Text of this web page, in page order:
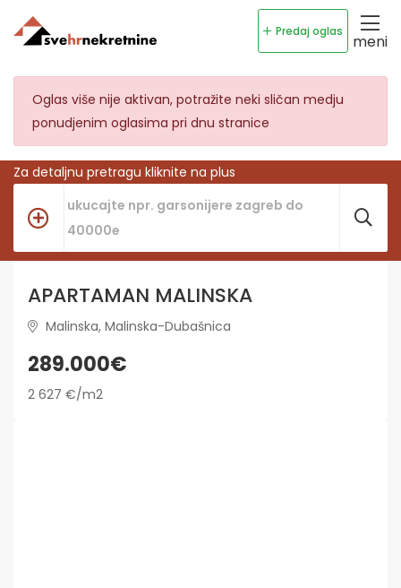
Predaj oglas
meni
Oglas više nije aktivan, potražite neki sličan medju
ponudjenim oglasima pri dnu stranice
Za detaljnu pretragu kliknite na plus
APARTAMAN MALINSKA
Malinska, Malinska-Dubašnica
289.000€
2 627 €/m2